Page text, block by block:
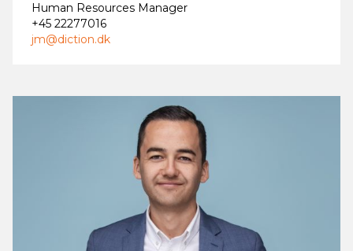
Human Resources Manager
+45 22277016
jm@diction.dk